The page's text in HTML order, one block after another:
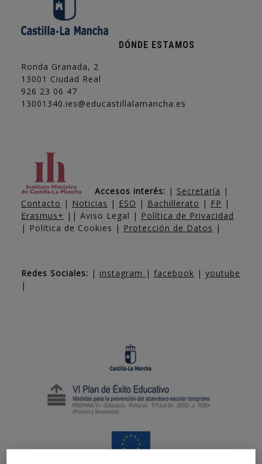
DÓNDE ESTAMOS
Ronda Granada, 2
13001 Ciudad Real
926 23 06 47
13001340.ies@educastillalamancha.es
Accesos interés: | Secretaría |
Contacto | Noticias | ESO | Bachillerato | FP |
Erasmus+ || Aviso Legal | Política de Privacidad
| Política de Cookies | Protección de Datos |
Redes Sociales: | instagram | facebook | youtube
|